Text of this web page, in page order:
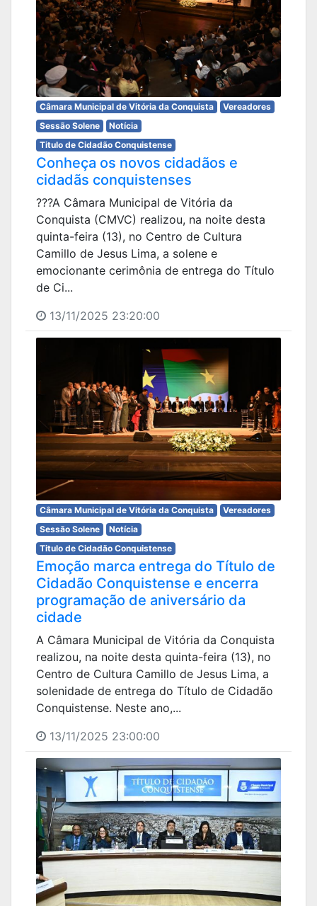
Câmara Municipal de Vitória da Conquista
Vereadores
Sessão Solene
Notícia
Titulo de Cidadão Conquistense
Conheça os novos cidadãos e
cidadãs conquistenses
???A Câmara Municipal de Vitória da
Conquista (CMVC) realizou, na noite desta
quinta-feira (13), no Centro de Cultura
Camillo de Jesus Lima, a solene e
emocionante cerimônia de entrega do Título
de Ci...
13/11/2025 23:20:00
Câmara Municipal de Vitória da Conquista
Vereadores
Sessão Solene
Notícia
Titulo de Cidadão Conquistense
Emoção marca entrega do Título de
Cidadão Conquistense e encerra
programação de aniversário da
cidade
A Câmara Municipal de Vitória da Conquista
realizou, na noite desta quinta-feira (13), no
Centro de Cultura Camillo de Jesus Lima, a
solenidade de entrega do Título de Cidadão
Conquistense. Neste ano,...
13/11/2025 23:00:00